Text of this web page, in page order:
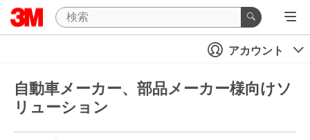
アカウント
自動車メーカー、部品メーカー様向けソ
リューション